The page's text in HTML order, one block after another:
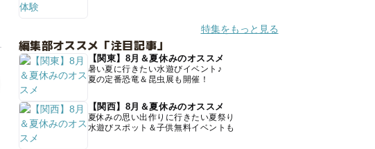
特集をもっと見る
編集部オススメ「注目記事」
【関東】8月＆夏休みのオススメ
暑い夏に行きたい水遊びイベント♪
夏の定番恐竜＆昆虫展も開催！
【関西】8月＆夏休みのオススメ
夏休みの思い出作りに行きたい夏祭り
水遊びスポット＆子供無料イベントも